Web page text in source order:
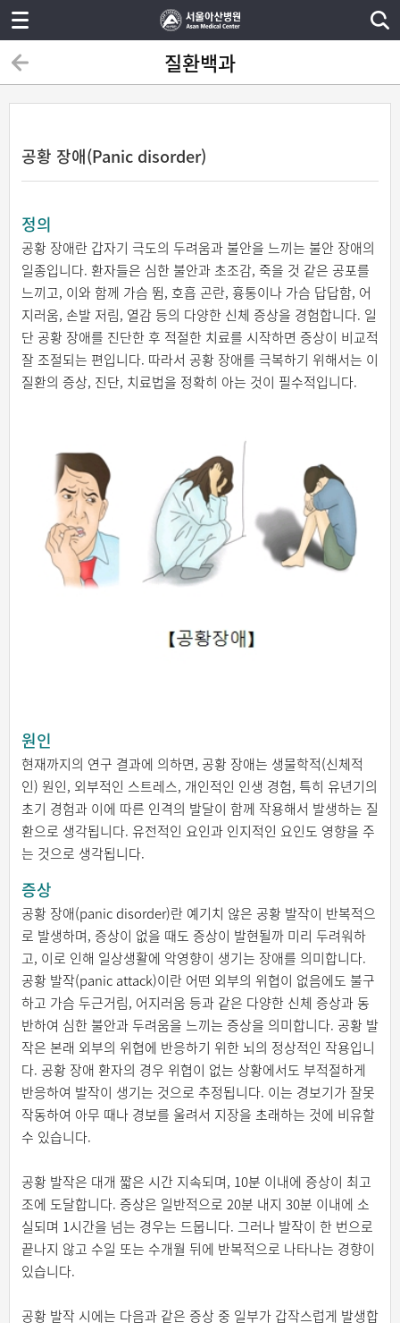
질환백과
공황 장애(Panic disorder)
정의
공황 장애란 갑자기 극도의 두려움과 불안을 느끼는 불안 장애의
일종입니다. 환자들은 심한 불안과 초조감, 죽을 것 같은 공포를
느끼고, 이와 함께 가슴 뜀, 호흡 곤란, 흉통이나 가슴 답답함, 어
지러움, 손발 저림, 열감 등의 다양한 신체 증상을 경험합니다. 일
단 공황 장애를 진단한 후 적절한 치료를 시작하면 증상이 비교적
잘 조절되는 편입니다. 따라서 공황 장애를 극복하기 위해서는 이
질환의 증상, 진단, 치료법을 정확히 아는 것이 필수적입니다.
원인
현재까지의 연구 결과에 의하면, 공황 장애는 생물학적(신체적
인) 원인, 외부적인 스트레스, 개인적인 인생 경험, 특히 유년기의
초기 경험과 이에 따른 인격의 발달이 함께 작용해서 발생하는 질
환으로 생각됩니다. 유전적인 요인과 인지적인 요인도 영향을 주
는 것으로 생각됩니다.
증상
공황 장애(panic disorder)란 예기치 않은 공황 발작이 반복적으
로 발생하며, 증상이 없을 때도 증상이 발현될까 미리 두려워하
고, 이로 인해 일상생활에 악영향이 생기는 장애를 의미합니다.
공황 발작(panic attack)이란 어떤 외부의 위협이 없음에도 불구
하고 가슴 두근거림, 어지러움 등과 같은 다양한 신체 증상과 동
반하여 심한 불안과 두려움을 느끼는 증상을 의미합니다. 공황 발
작은 본래 외부의 위협에 반응하기 위한 뇌의 정상적인 작용입니
다. 공황 장애 환자의 경우 위협이 없는 상황에서도 부적절하게
반응하여 발작이 생기는 것으로 추정됩니다. 이는 경보기가 잘못
작동하여 아무 때나 경보를 울려서 지장을 초래하는 것에 비유할
수 있습니다.
공황 발작은 대개 짧은 시간 지속되며, 10분 이내에 증상이 최고
조에 도달합니다. 증상은 일반적으로 20분 내지 30분 이내에 소
실되며 1시간을 넘는 경우는 드뭅니다. 그러나 발작이 한 번으로
끝나지 않고 수일 또는 수개월 뒤에 반복적으로 나타나는 경향이
있습니다.
공황 발작 시에는 다음과 같은 증상 중 일부가 갑작스럽게 발생합